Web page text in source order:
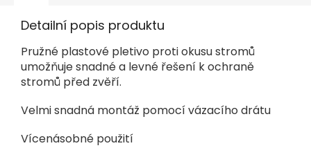
Detailní popis produktu
Pružné plastové pletivo proti okusu stromů
umožňuje snadné a levné řešení k ochraně
stromů před zvěří.
Velmi snadná montáž pomocí vázacího drátu
Vícenásobné použití